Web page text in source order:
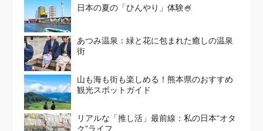
日本の夏の「ひんやり」体験🍧
あつみ温泉：緑と花に包まれた癒しの温泉
街
山も海も街も楽しめる！熊本県のおすすめ
観光スポットガイド
リアルな「推し活」最前線：私の日本“オタ
ク”ライフ